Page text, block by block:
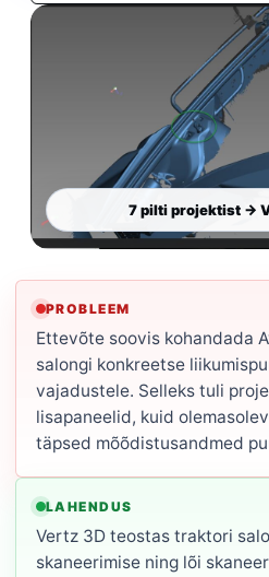
7 pilti projektist →
PROBLEEM
Ettevõte soovis kohandada
salongi konkreetse
vajadustele. Selleks tuli
lisapaneelid, kuid
täpsed mõõdistusandmed
LAHENDUS
Vertz 3D teostas traktori
skaneerimise ning lõi